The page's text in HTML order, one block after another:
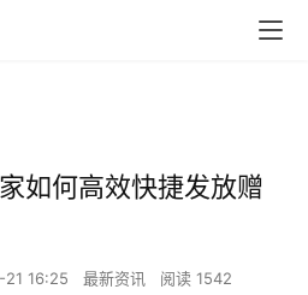
如何高效快捷发放赠
16:25 最新资讯 阅读 1542